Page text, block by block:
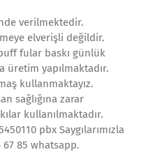
verilmektedir.
elverişli değildir.
fular baskı günlük
üretim yapılmaktadır.
kullanmaktayız.
sağlığına zarar
kullanılmaktadır.
pbx Saygılarımızla
67 85 whatsapp.